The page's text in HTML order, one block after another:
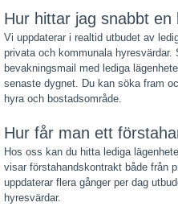
Hur hittar jag snabbt en
Vi uppdaterar i realtid utbudet av
privata och kommunala
bevakningsmail med lediga
senaste dygnet. Du kan söka fram
hyra och bostadsområde.
Hur får man ett
Hos oss kan du hitta lediga
visar förstahandskontrakt både från
uppdaterar flera gånger per dag
hyresvärdar.